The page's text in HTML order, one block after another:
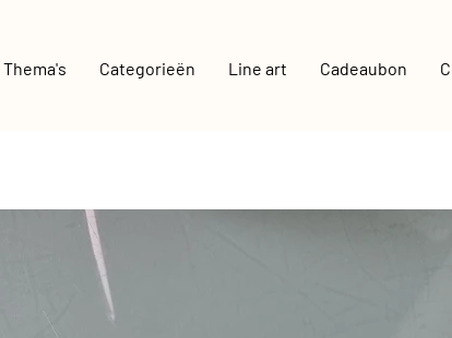
Thema's Categorieën Line art Cadeaubon